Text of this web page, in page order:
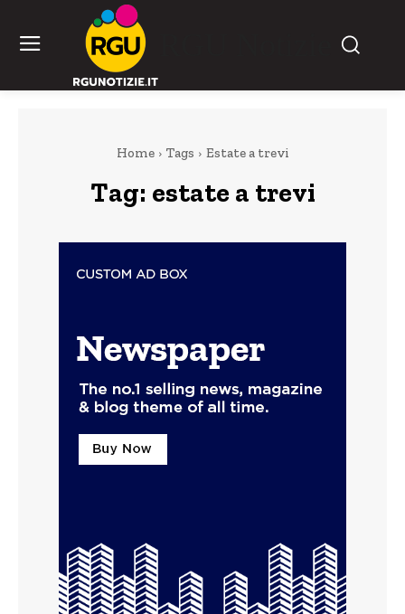
Home Tags Estate a trevi
Tag: estate a trevi